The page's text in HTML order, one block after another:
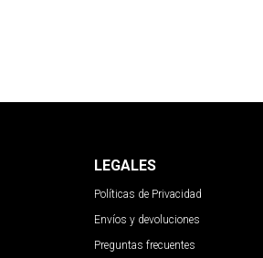
LEGALES
Políticas de Privacidad
Envíos y devoluciones
Preguntas frecuentes